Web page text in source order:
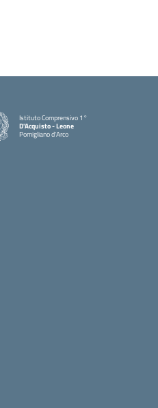
Istituto Comprensivo 1°
D'Acquisto - Leone
Pomigliano d'Arco
— Visita la pagina iniziale della scuola